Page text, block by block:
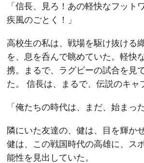
「信長、見ろ！あの軽快なフット
疾風のごとく！」
高校生の私は、戦場を駆け抜ける
を、息を呑んで眺めていた。軽快
携。まるで、ラグビーの試合を見
た。 信長は、まるで、伝説のキャ
「俺たちの時代は、まだ、始まっ
隣にいた友達の、健は、目を輝か
健は、この戦国時代の高雄に、ス
能性を見出していた。